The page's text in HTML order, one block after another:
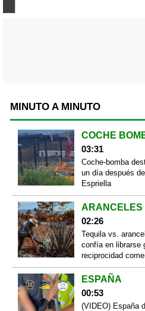
MINUTO A MINUTO
COCHE
03:31
Coche-bomba
un día después
Espriella
ARANCELES
02:26
Tequila vs.
confía en librarse
reciprocidad
ESPAÑA
00:53
(VIDEO) España